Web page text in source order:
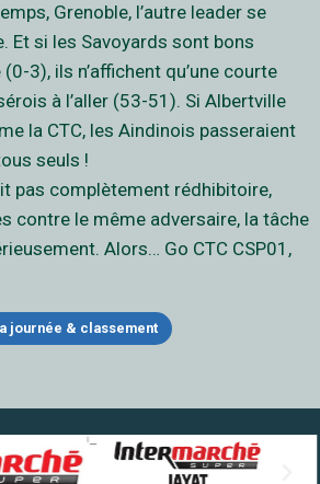
Grenoble, l’autre leader se
Et si les Savoyards sont bons
3), ils n’affichent qu’une courte
à l’aller (53-51). Si Albertville
la CTC, les Aindinois passeraient
seuls !
pas complètement rédhibitoire,
contre le même adversaire, la tâche
Alors… Go CTC CSP01,
journée & classement